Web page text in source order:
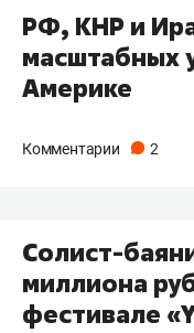
РФ, КНР и
масштабных
Америке
Комментарии 2
Солист-
миллиона
фестивале